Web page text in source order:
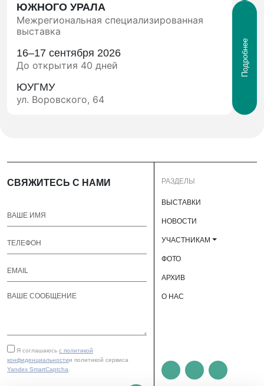
ЮЖНОГО УРАЛА
Межрегиональная специализированная
выставка
16–17 сентября 2026
До открытия 40 дней
ЮУГМУ
ул. Воровского, 64
Подробнее
СВЯЖИТЕСЬ С НАМИ
Я соглашаюсь с политикой
конфиденциальностии политикой сервиса
Yandex SmartCaptcha
РАЗДЕЛЫ
ВЫСТАВКИ
НОВОСТИ
УЧАСТНИКАМ
ФОТО
АРХИВ
О НАС